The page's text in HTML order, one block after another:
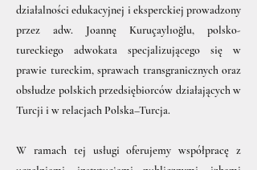
działalności edukacyjnej i eksperckiej prowadzony
przez adw. Joannę Kuruçaylıoğlu, polsko-
tureckiego adwokata specjalizującego się w
prawie tureckim, sprawach transgranicznych oraz
obsłudze polskich przedsiębiorców działających w
Turcji i w relacjach Polska–Turcja.
W ramach tej usługi oferujemy współpracę z